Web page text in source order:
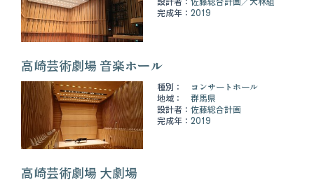
完成年： 2019
高崎芸術劇場 音楽ホール
種別：
コンサートホール
地域：
群馬県
設計者： 佐藤総合計画
完成年： 2019
高崎芸術劇場 大劇場